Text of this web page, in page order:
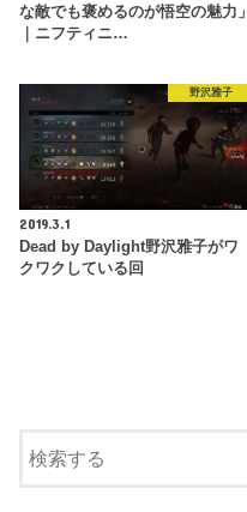
な敵でも褒めるのが悟空の魅力」
｜ニフティニ…
野沢雅子
2019.3.1
Dead by Daylight野沢雅子がワ
クワクしている回